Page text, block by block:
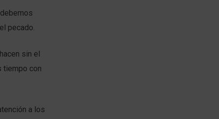
pecado.
sin el
tiempo con
a los